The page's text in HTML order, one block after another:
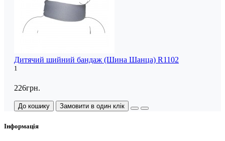
Дитячий шийний бандаж (Шина Шанца) R1102
1
226грн.
До кошику Замовити в один клік
Інформація